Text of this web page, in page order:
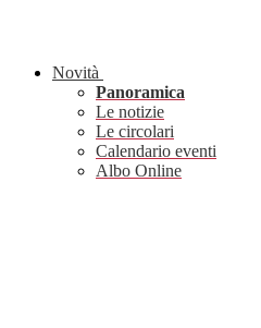
Novità
Panoramica
Le notizie
Le circolari
Calendario eventi
Albo Online